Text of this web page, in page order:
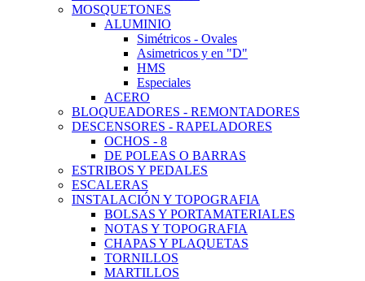
MOSQUETONES
ALUMINIO
Simétricos - Ovales
Asimetricos y en "D"
HMS
Especiales
ACERO
BLOQUEADORES - REMONTADORES
DESCENSORES - RAPELADORES
OCHOS - 8
DE POLEAS O BARRAS
ESTRIBOS Y PEDALES
ESCALERAS
INSTALACIÓN Y TOPOGRAFIA
BOLSAS Y PORTAMATERIALES
NOTAS Y TOPOGRAFIA
CHAPAS Y PLAQUETAS
TORNILLOS
MARTILLOS